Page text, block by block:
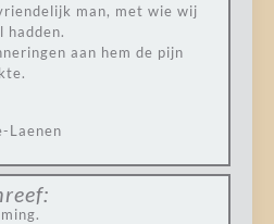
man, met wie wij
hadden.
aan hem de pijn
Laenen